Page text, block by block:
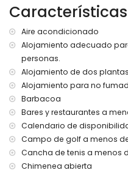
de la casa)
segundo aeropuerto
kilómetros)
transporte público
metros y tren a menos
no se permite fumar
no se permiten
El alojamiento es muy
de la casa
ropa de cama y toallas
Entretenimiento y
en La Barrosa, Costa de la
Características
Aire acondicionado
Alojamiento adecuado
personas.
Alojamiento de dos
Alojamiento para no
Barbacoa
Bares y restaurantes a
Calendario de
Campo de golf a menos
Cancha de tenis a menos
Chimenea abierta